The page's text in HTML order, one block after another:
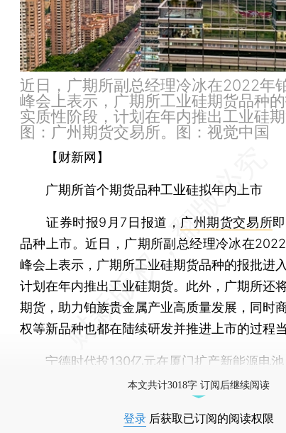
近日，广期所副总经理冷冰在2022年
峰会上表示，广期所工业硅期货品种
实质性阶段，计划在年内推出工业硅
图：广州期货交易所。图：视觉中国
【财新网】
广期所首个期货品种工业硅拟年内上市
证券时报9月7日报道， 广州期货交易所
品种上市。近日，广期所副总经理冷冰在
峰会上表示，广期所工业硅期货品种的报批进
计划在年内推出工业硅期货。此外，广期所还
期货，助力铂族贵金属产业高质量发展，同时
权等新品种也都在陆续研发并推进上市的过程当
宁德时代投130亿元在厦门扩产新能源电池
本文共计3018字 订阅后继续阅读
登录 后获取已订阅的阅读权限